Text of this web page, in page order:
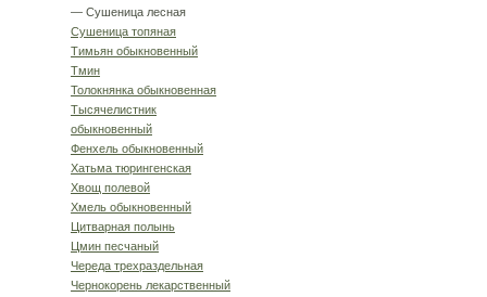
— Сушеница лесная
Сушеница топяная
Тимьян обыкновенный
Тмин
Толокнянка обыкновенная
Тысячелистник
обыкновенный
Фенхель обыкновенный
Хатьма тюрингенская
Хвощ полевой
Хмель обыкновенный
Цитварная полынь
Цмин песчаный
Череда трехраздельная
Чернокорень лекарственный